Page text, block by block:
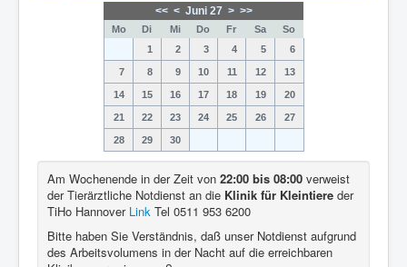
<< < Juni 27 > >>
Mo Di Mi Do Fr Sa
So
1
2 3 4 5 6
7 8 9 10 11 12 13
14 15 16 17 18 19 20
21 22 23 24 25 26 27
28 29 30
Am Wochenende in der Zeit von 22:00 bis 08:00 verweist
der Tierärztliche Notdienst an die Klinik für Kleintiere der
TiHo Hannover Link Tel 0511 953 6200
Bitte haben Sie Verständnis, daß unser Notdienst aufgrund
des Arbeitsvolumens in der Nacht auf die erreichbaren